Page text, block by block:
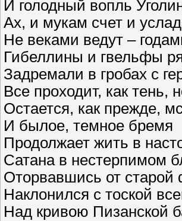
И голодный вопль
Ах, и мукам счет и
Не веками ведут –
Гибеллины и гвельфы
Задремали в гробах с
Все проходит, как тень,
Остается, как прежде,
И былое, темное бремя
Продолжает жить в
Сатана в нестерпимом
Оторвавшись от старой
Наклонился с тоской
Над кривою Пизанской